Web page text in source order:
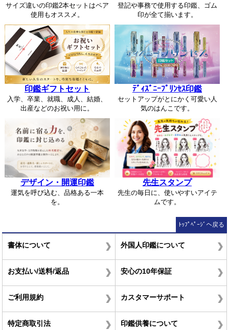
サイズ違いの印鑑2本セットはペア
使用もオススメ。
登記や事務で使用する印鑑、ゴム
印が全て揃います。
印鑑ギフトセット
入学、卒業、就職、成人、結婚、
出産などのお祝い用に。
ﾃﾞｨｽﾞﾆｰﾌﾟﾘﾝｾｽ印鑑
セットアップがとにかく可愛い人
気のはんこです。
デザイン・開運印鑑
運気を呼び込む、品格ある一本
を。
先生スタンプ
先生の毎日に、使いやすいアイテ
ムです。
ﾄｯﾌﾟﾍﾟｰｼﾞへ戻る
書体について 外国人印鑑について
お支払い/送料/返品 安心の10年保証
ご利用規約 カスタマーサポート
特定商取引法 印鑑供養について